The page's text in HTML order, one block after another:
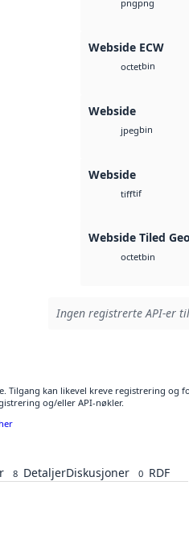
pngpng
Webside ECW
octetbin
Webside
jpegbin
Webside
tifftif
Webside Tiled
octetbin
Ingen registrerte API-er
Tilgang kan likevel kreve registrering og
og/eller API-nøkler.
8 DetaljerDiskusjoner 0 RDF